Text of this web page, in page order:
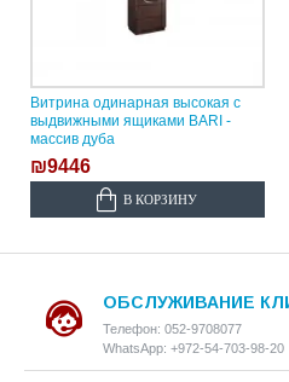
Витрина одинарная высокая с
выдвижными ящиками BARI -
массив дуба
₪9446
В КОРЗИНУ
ОБСЛУЖИВАНИЕ
Телефон: 052-9708077
WhatsApp: +972-54-703-98-20